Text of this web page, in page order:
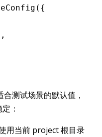
({
,
测试场景的默认值，
：
用当前 project 根目录